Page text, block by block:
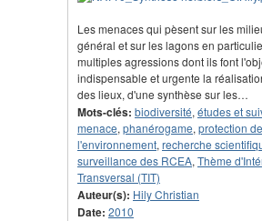
Les menaces qui pèsent sur les
général et sur les lagons en
multiples agressions dont ils font
indispensable et urgente la
des lieux, d'une synthèse sur les…
Mots-clés: biodiversité, études et
menace, phanérogame, protection de
l'environnement, recherche
surveillance des RCEA, Thème
Transversal (TIT)
Auteur(s): Hily Christian
Date: 2010